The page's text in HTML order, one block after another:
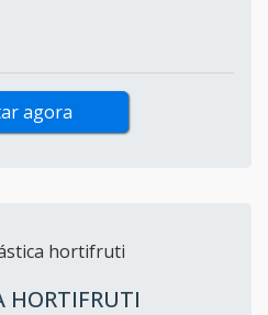
agora
HORTIFRUTI